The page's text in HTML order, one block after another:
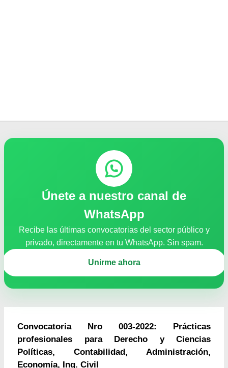
Únete a nuestro canal de
WhatsApp
Recibe las últimas convocatorias del sector público y
privado, directamente en tu WhatsApp. Sin spam.
Unirme ahora
Convocatoria Nro 003-2022: Prácticas
profesionales para Derecho y Ciencias
Políticas, Contabilidad, Administración,
Economía, Ing. Civil